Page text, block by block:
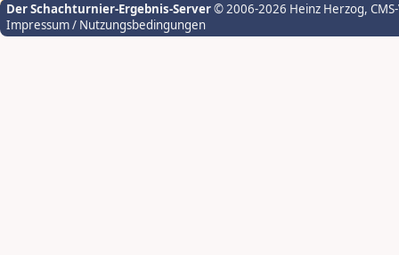
Der Schachturnier-Ergebnis-Server© 2006-2026 Heinz Herzog,
Impressum / Nutzungsbedingungen